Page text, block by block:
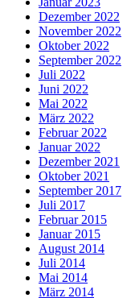
Dezember 2022
November 2022
Oktober 2022
September 2022
Juli 2022
Juni 2022
Mai 2022
März 2022
Februar 2022
Januar 2022
Dezember 2021
Oktober 2021
September 2017
Juli 2017
Februar 2015
Januar 2015
August 2014
Juli 2014
Mai 2014
März 2014